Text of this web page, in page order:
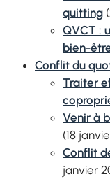
quitting
QVCT :
bien-
Conflit du
Traiter
Venir à
(18
Conflit
janvier